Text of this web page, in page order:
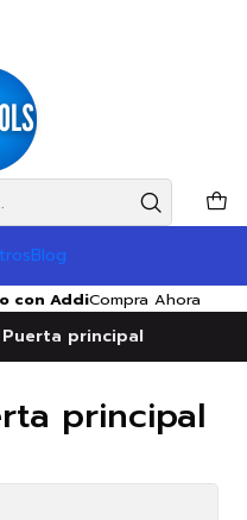
Blog
con AddiCompra Ahora
principal
principal